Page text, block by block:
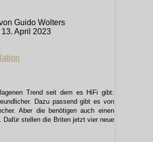
Guido Wolters
April 2023
Trend seit dem es HiFi gibt:
Dazu passend gibt es von
Aber die benötigen auch einen
Dafür stellen die Briten jetzt vier neue